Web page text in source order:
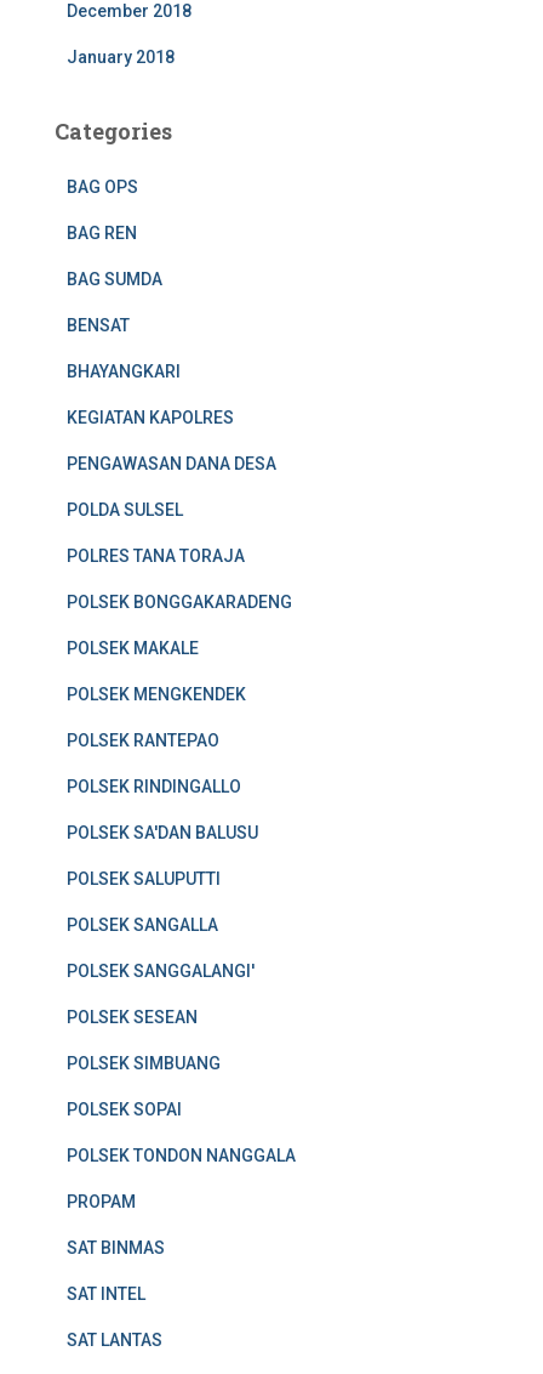
December 2018
January 2018
Categories
BAG OPS
BAG REN
BAG SUMDA
BENSAT
BHAYANGKARI
KEGIATAN KAPOLRES
PENGAWASAN DANA DESA
POLDA SULSEL
POLRES TANA TORAJA
POLSEK BONGGAKARADENG
POLSEK MAKALE
POLSEK MENGKENDEK
POLSEK RANTEPAO
POLSEK RINDINGALLO
POLSEK SA'DAN BALUSU
POLSEK SALUPUTTI
POLSEK SANGALLA
POLSEK SANGGALANGI'
POLSEK SESEAN
POLSEK SIMBUANG
POLSEK SOPAI
POLSEK TONDON NANGGALA
PROPAM
SAT BINMAS
SAT INTEL
SAT LANTAS